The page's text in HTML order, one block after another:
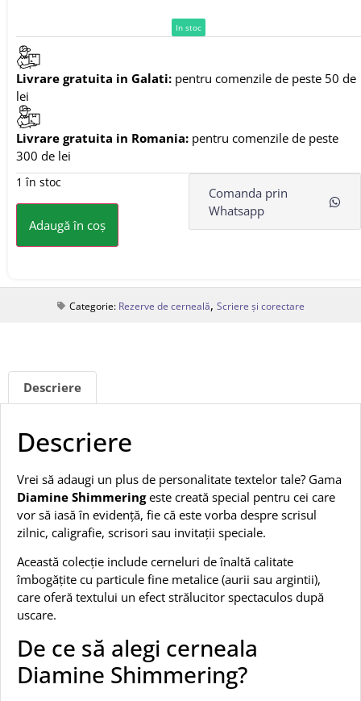
In stoc
Livrare gratuita in Galati: pentru comenzile de peste 50 de
lei
Livrare gratuita in Romania: pentru comenzile de peste
300 de lei
1 în stoc
Adaugă în coș
Comanda prin
Whatsapp
Categorie: Rezerve de cerneală, Scriere și corectare
Descriere
Descriere
Vrei să adaugi un plus de personalitate textelor tale? Gama
Diamine Shimmeringeste creată special pentru cei care
vor să iasă în evidență, fie că este vorba despre scrisul
zilnic, caligrafie, scrisori sau invitații speciale.
Această colecție include cerneluri de înaltă calitate
îmbogățite cu particule fine metalice (aurii sau argintii),
care oferă textului un efect strălucitor spectaculos după
uscare.
De ce să alegi cerneala
Diamine Shimmering?